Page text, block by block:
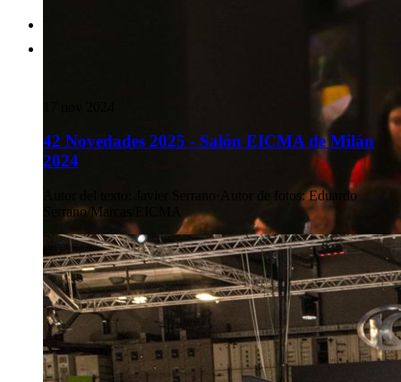
42 Novedades 2025 - Salón EICMA de Milán
2024
Autor de fotos: Eduardo
Serrano/Marcas/EICMA